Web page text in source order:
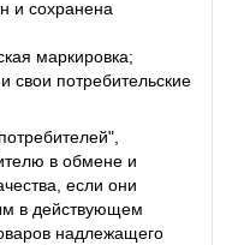
и сохранена
маркировка;
свои потребительские
в обмене и
если они
в действующем
надлежащего